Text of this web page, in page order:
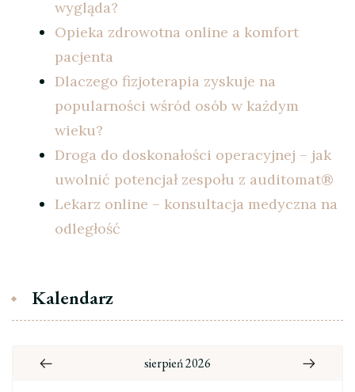
wygląda?
Opieka zdrowotna online a komfort
pacjenta
Dlaczego fizjoterapia zyskuje na
popularności wśród osób w każdym
wieku?
Droga do doskonałości operacyjnej – jak
uwolnić potencjał zespołu z auditomat®
Lekarz online – konsultacja medyczna na
odległość
Kalendarz
sierpień 2026